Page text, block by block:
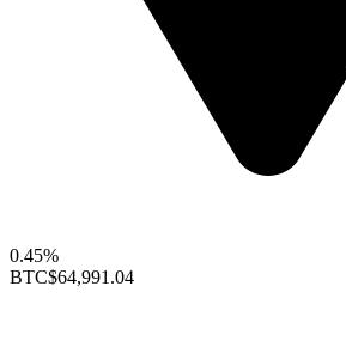
0.45%
BTC$64,991.04